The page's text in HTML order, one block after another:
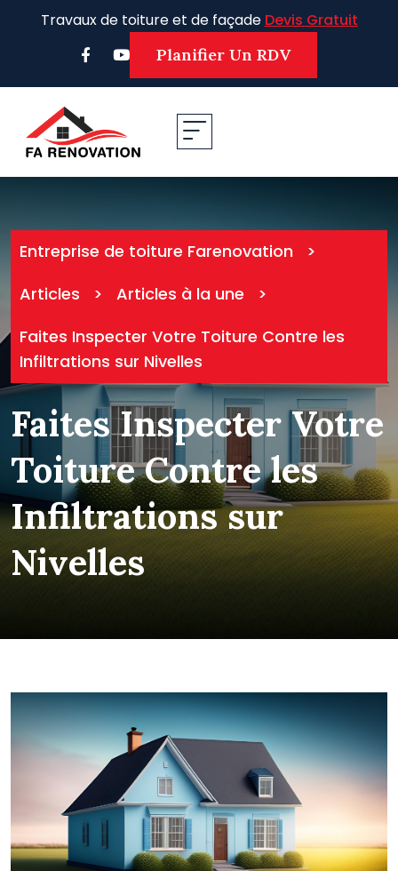
Travaux de toiture et de façade Devis Gratuit
Planifier Un RDV
Entreprise de toiture Farenovation
>
Articles
> Articles à la une
>
Faites Inspecter Votre Toiture Contre les
Infiltrations sur Nivelles
Faites Inspecter Votre
Toiture Contre les
Infiltrations sur
Nivelles